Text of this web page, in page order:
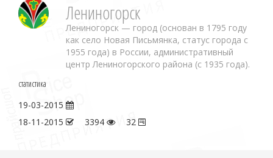
Лениногорск
Лениногорск — город (основан в 1795 году
как село Новая Письмянка, статус города с
1955 года) в России, административный
центр Лениногорского района (с 1935 года).
статистика
19-03-2015
18-11-2015
3394 32